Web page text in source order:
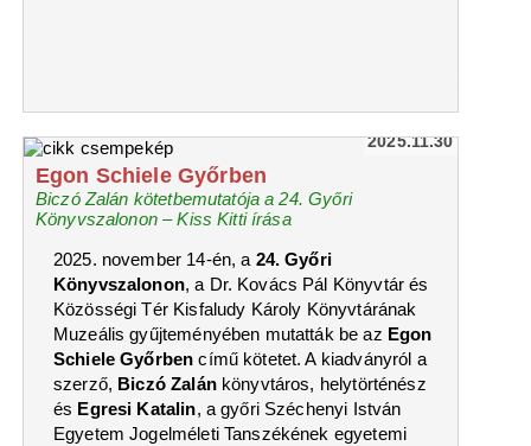
2025.11.30
Egon Schiele Győrben
Biczó Zalán kötetbemutatója a 24. Győri
Könyvszalonon – Kiss Kitti írása
2025. november 14-én, a 24. Győri
Könyvszalonon, a Dr. Kovács Pál Könyvtár és
Közösségi Tér Kisfaludy Károly Könyvtárának
Muzeális gyűjteményében mutatták be az Egon
Schiele Győrben című kötetet. A kiadványról a
szerző, Biczó Zalánkönyvtáros, helytörténész
és Egresi Katalin, a győri Széchenyi István
Egyetem Jogelméleti Tanszékének egyetemi